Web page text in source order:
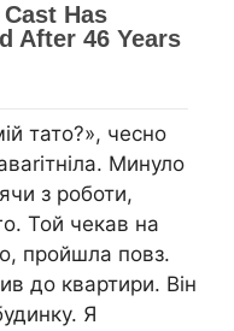
тато?», чесно
Минуло
з роботи,
Той чекав на
пройшла повз.
до квартири. Він
Я